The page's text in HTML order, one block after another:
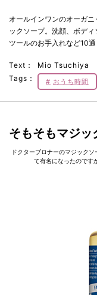
オールインワンのオーガ
ックソープ。洗顔、ボデ
ツールのお手入れなど10
Text：
Mio Tsuchiya
Tags：
おうち時間
そもそもマジッ
ドクターブロナーのマジック
て有名になったのです